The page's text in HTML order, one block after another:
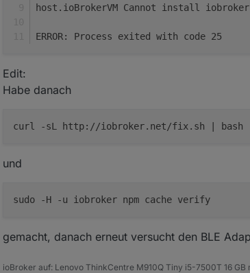
host.ioBrokerVM Cannot install
ERROR: Process exited with code 25
Edit:
Habe danach
curl -sL http://iobroker.net/fix.sh | bash
und
gemacht, danach erneut versucht den BLE
ioBroker auf: Lenovo ThinkCentre M910Q Tiny i5-7500T 16